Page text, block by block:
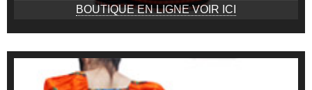
BOUTIQUE EN LIGNE VOIR ICI